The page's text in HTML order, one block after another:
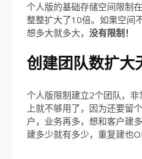
个人版的基础存储空间限制
整整扩大了10倍。如果空间
想多大就多大， 没有限制！
创建团队数扩大
个人版限制建立2个团队，
上就不够用了，因为还要留
户，业务再多，想和客户建
建多少就有多少，重复建也